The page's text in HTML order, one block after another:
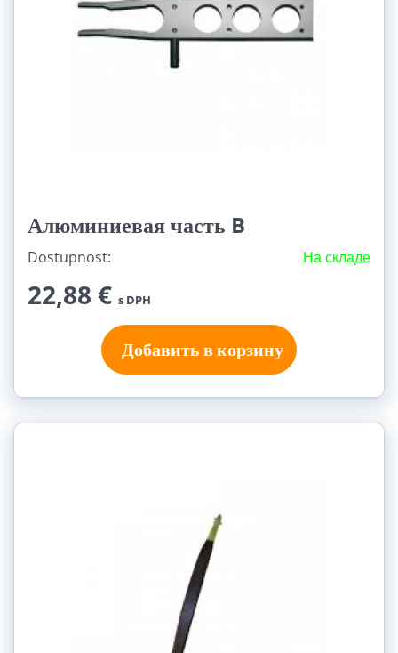
Алюминиевая часть B
Dostupnost: На складе
22,88 € s DPH
Добавить в корзину